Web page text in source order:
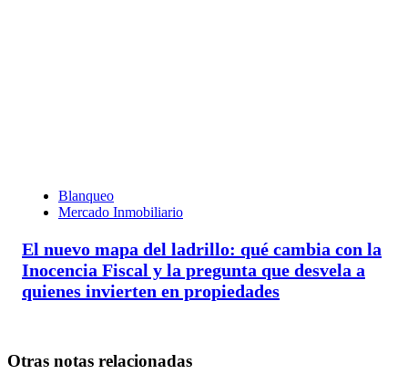
Blanqueo
Mercado Inmobiliario
El nuevo mapa del ladrillo: qué cambia con la
Inocencia Fiscal y la pregunta que desvela a
quienes invierten en propiedades
Otras notas relacionadas